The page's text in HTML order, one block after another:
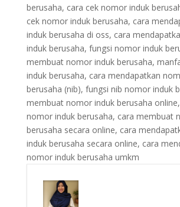
berusaha, cara cek nomor induk
cek nomor induk berusaha, cara
induk berusaha di oss, cara
induk berusaha, fungsi nomor induk
membuat nomor induk berusaha,
induk berusaha, cara mendapatkan
berusaha (nib), fungsi nib nomor induk
membuat nomor induk berusaha
nomor induk berusaha, cara membuat
berusaha secara online, cara
induk berusaha secara online, cara
nomor induk berusaha umkm